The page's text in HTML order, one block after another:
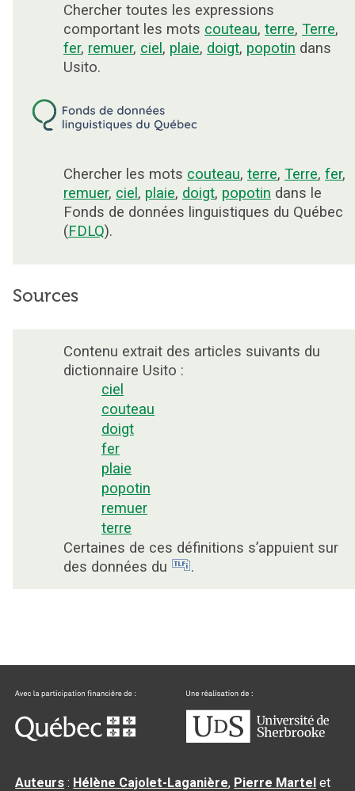
Chercher toutes les expressions
comportant les mots couteau, terre, Terre,
fer, remuer, ciel, plaie, doigt, popotin dans
Usito.
Chercher les mots couteau, terre, Terre, fer,
remuer, ciel, plaie, doigt, popotin dans le
Fonds de données linguistiques du Québec
(FDLQ).
Sources
Contenu extrait des articles suivants du
dictionnaire Usito :
ciel
couteau
doigt
fer
plaie
popotin
remuer
terre
Certaines de ces définitions s’appuient sur
des données du
.
Auteurs : Hélène Cajolet-Laganière, Pierre Martel et